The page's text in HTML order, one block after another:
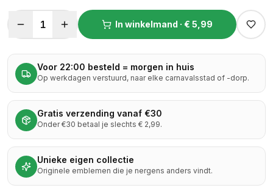
1 In winkelmand · € 5,99
Voor 22:00 besteld = morgen in huis
Op werkdagen verstuurd, naar elke carnavalsstad of -dorp.
Gratis verzending vanaf €30
Onder €30 betaal je slechts € 2,99.
Unieke eigen collectie
Originele emblemen die je nergens anders vindt.